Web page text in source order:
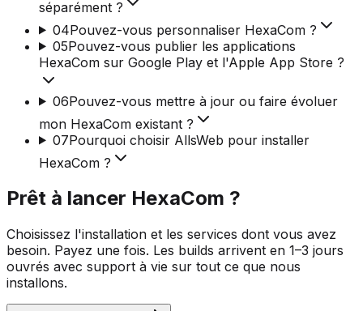
séparément ?
04Pouvez-vous personnaliser HexaCom ?
05Pouvez-vous publier les applications
HexaCom sur Google Play et l'Apple App Store ?
06Pouvez-vous mettre à jour ou faire évoluer
mon HexaCom existant ?
07Pourquoi choisir AllsWeb pour installer
HexaCom ?
Prêt à lancer HexaCom ?
Choisissez l'installation et les services dont vous avez
besoin. Payez une fois. Les builds arrivent en 1–3 jours
ouvrés avec support à vie sur tout ce que nous
installons.